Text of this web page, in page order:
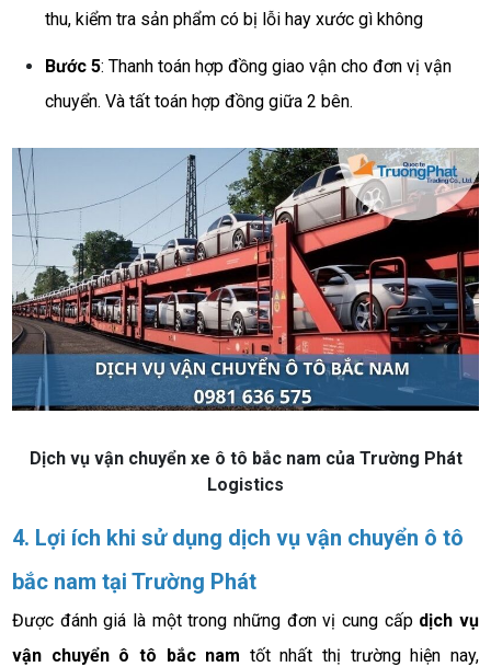
thu, kiểm tra sản phẩm có bị lỗi hay xước gì không
Bước 5: Thanh toán hợp đồng giao vận cho đơn vị vận
chuyển. Và tất toán hợp đồng giữa 2 bên.
Dịch vụ vận chuyển xe ô tô bắc nam của Trường Phát
Logistics
4. Lợi ích khi sử dụng dịch vụ vận chuyển ô tô
bắc nam tại Trường Phát
Được đánh giá là một trong những đơn vị cung cấp dịch vụ
vận chuyển ô tô bắc nam tốt nhất thị trường hiện nay,